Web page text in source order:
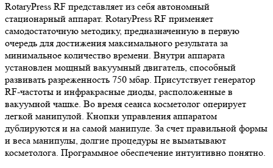
RotaryPress RF представляет из себя автономный
стационарный аппарат. RotaryPress RF применяет
самодостаточную методику, предназначенную в первую
очередь для достижения максимального результата за
минимальное количество времени. Внутри аппарата
установлен мощный вакуумный двигатель, способный
развивать разреженность 750 мбар. Присутствует генератор
RF-частоты и инфракрасные диоды, расположенные в
вакуумной чашке. Во время сеанса косметолог оперирует
легкой манипулой. Кнопки управления аппаратом
дублируются и на самой манипуле. За счет правильной формы
и веса манипулы, долгие процедуры не выматывают
косметолога. Программное обеспечение интуитивно понятно.